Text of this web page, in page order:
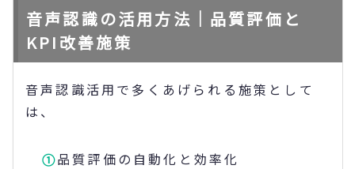
音声認識の活用方法｜品質評価と
KPI改善施策
音声認識活用で多くあげられる施策として
は、
品質評価の自動化と効率化